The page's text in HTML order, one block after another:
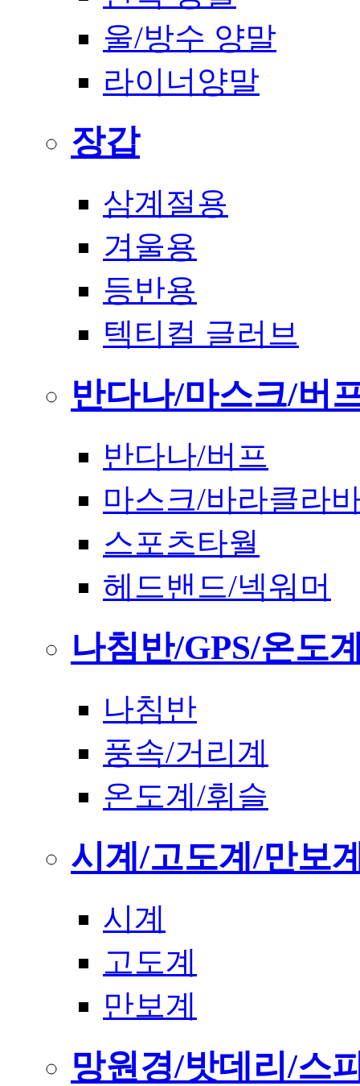
울/방수 양말
라이너양말
장갑
삼계절용
겨울용
등반용
텍티컬 글러브
반다나/마스크/버
반다나/버프
마스크/바라클라
스포츠타월
헤드밴드/넥워머
나침반/GPS/온도
나침반
풍속/거리계
온도계/휘슬
시계/고도계/만보
시계
고도계
만보계
망원경/밧데리/스